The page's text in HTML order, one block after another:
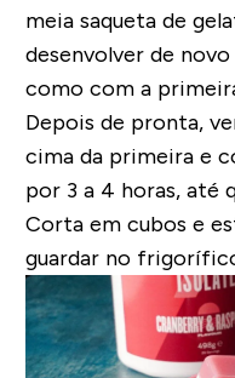
meia saqueta de
desenvolver de
como com a
Depois de pronta,
cima da primeira e
por 3 a 4 horas, até
Corta em cubos e
guardar no